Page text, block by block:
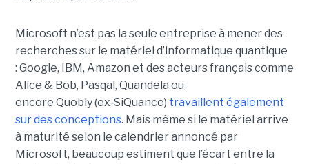
Microsoft n’est pas la seule entreprise à mener des
recherches sur le matériel d’informatique quantique
: Google, IBM, Amazon et des acteurs français comme
Alice & Bob, Pasqal, Quandela ou
encore Quobly (ex‑SiQuance) travaillent également
sur des conceptions. Mais même si le matériel arrive
à maturité selon le calendrier annoncé par
Microsoft, beaucoup estiment que l’écart entre la